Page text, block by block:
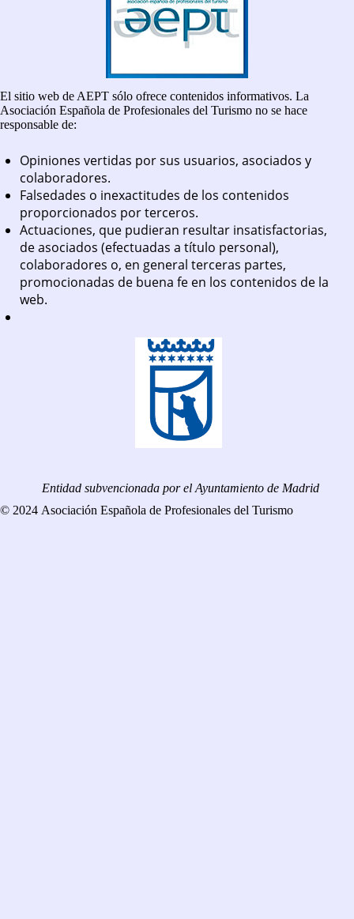
El sitio web de AEPT sólo ofrece contenidos informativos. La
Asociación Española de Profesionales del Turismo no se hace
responsable de:
Opiniones vertidas por sus usuarios, asociados y
colaboradores.
Falsedades o inexactitudes de los contenidos
proporcionados por terceros.
Actuaciones, que pudieran resultar insatisfactorias,
de asociados (efectuadas a título personal),
colaboradores o, en general terceras partes,
promocionadas de buena fe en los contenidos de la
web.
Entidad subvencionada por el Ayuntamiento de Madrid
© 2024 Asociación Española de Profesionales del Turismo